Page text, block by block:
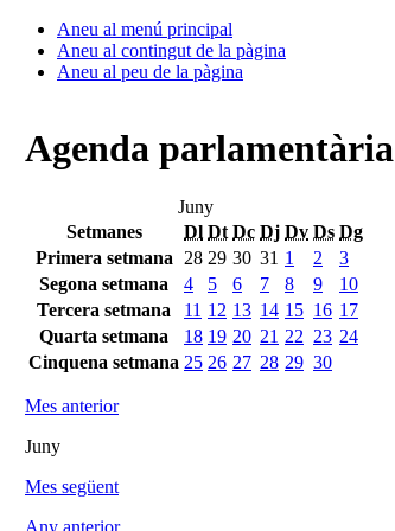
Aneu al menú principal
Aneu al contingut de la pàgina
Aneu al peu de la pàgina
Agenda parlamentària
Juny
Setmanes
Dl Dt Dc Dj Dv Ds Dg
Primera setmana
28 29 30 31 1 2
3
Segona setmana
4 5 6 7 8 9
10
Tercera setmana
11 12 13 14 15 16 17
Quarta setmana
18 19 20 21 22 23 24
Cinquena setmana 25 26 27 28 29 30
Mes anterior
Juny
Mes següent
Any anterior